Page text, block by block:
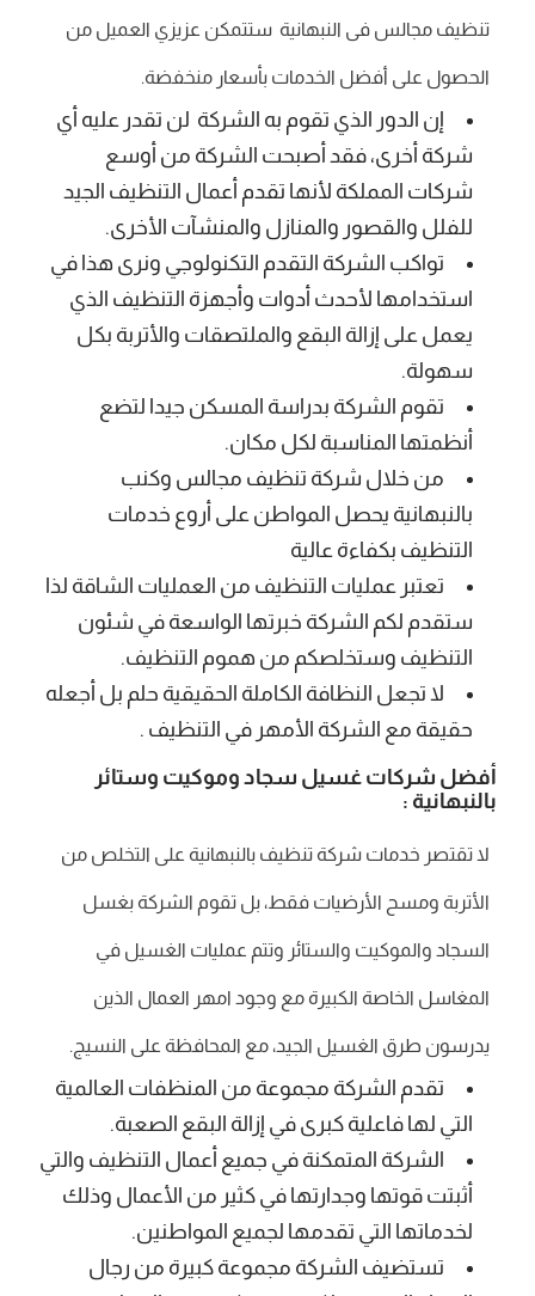
تنظيف مجالس فى النبهانية ستتمكن عزيزي العميل من
الحصول على أفضل الخدمات بأسعار منخفضة.
إن الدور الذي تقوم به الشركة لن تقدر عليه أي
شركة أخرى، فقد أصبحت الشركة من أوسع
شركات المملكة لأنها تقدم أعمال التنظيف الجيد
للفلل والقصور والمنازل والمنشآت الأخرى.
تواكب الشركة التقدم التكنولوجي ونرى هذا في
استخدامها لأحدث أدوات وأجهزة التنظيف الذي
يعمل على إزالة البقع والملتصقات والأتربة بكل
سهولة.
تقوم الشركة بدراسة المسكن جيدا لتضع
أنظمتها المناسبة لكل مكان.
من خلال شركة تنظيف مجالس وكنب
بالنبهانية يحصل المواطن على أروع خدمات
التنظيف بكفاءة عالية
تعتبر عمليات التنظيف من العمليات الشاقة لذا
ستقدم لكم الشركة خبرتها الواسعة في شئون
التنظيف وستخلصكم من هموم التنظيف.
لا تجعل النظافة الكاملة الحقيقية حلم بل أجعله
حقيقة مع الشركة الأمهر في التنظيف .
أفضل شركات غسيل سجاد وموكيت وستائر
بالنبهانية :
لا تقتصر خدمات شركة تنظيف بالنبهانية على التخلص من
الأتربة ومسح الأرضيات فقط، بل تقوم الشركة بغسل
السجاد والموكيت والستائر وتتم عمليات الغسيل في
المغاسل الخاصة الكبيرة مع وجود امهر العمال الذين
يدرسون طرق الغسيل الجيد، مع المحافظة على النسيج.
تقدم الشركة مجموعة من المنظفات العالمية
التي لها فاعلية كبرى في إزالة البقع الصعبة.
الشركة المتمكنة في جميع أعمال التنظيف والتي
أثبتت قوتها وجدارتها في كثير من الأعمال وذلك
لخدماتها التي تقدمها لجميع المواطنين.
تستضيف الشركة مجموعة كبيرة من رجال